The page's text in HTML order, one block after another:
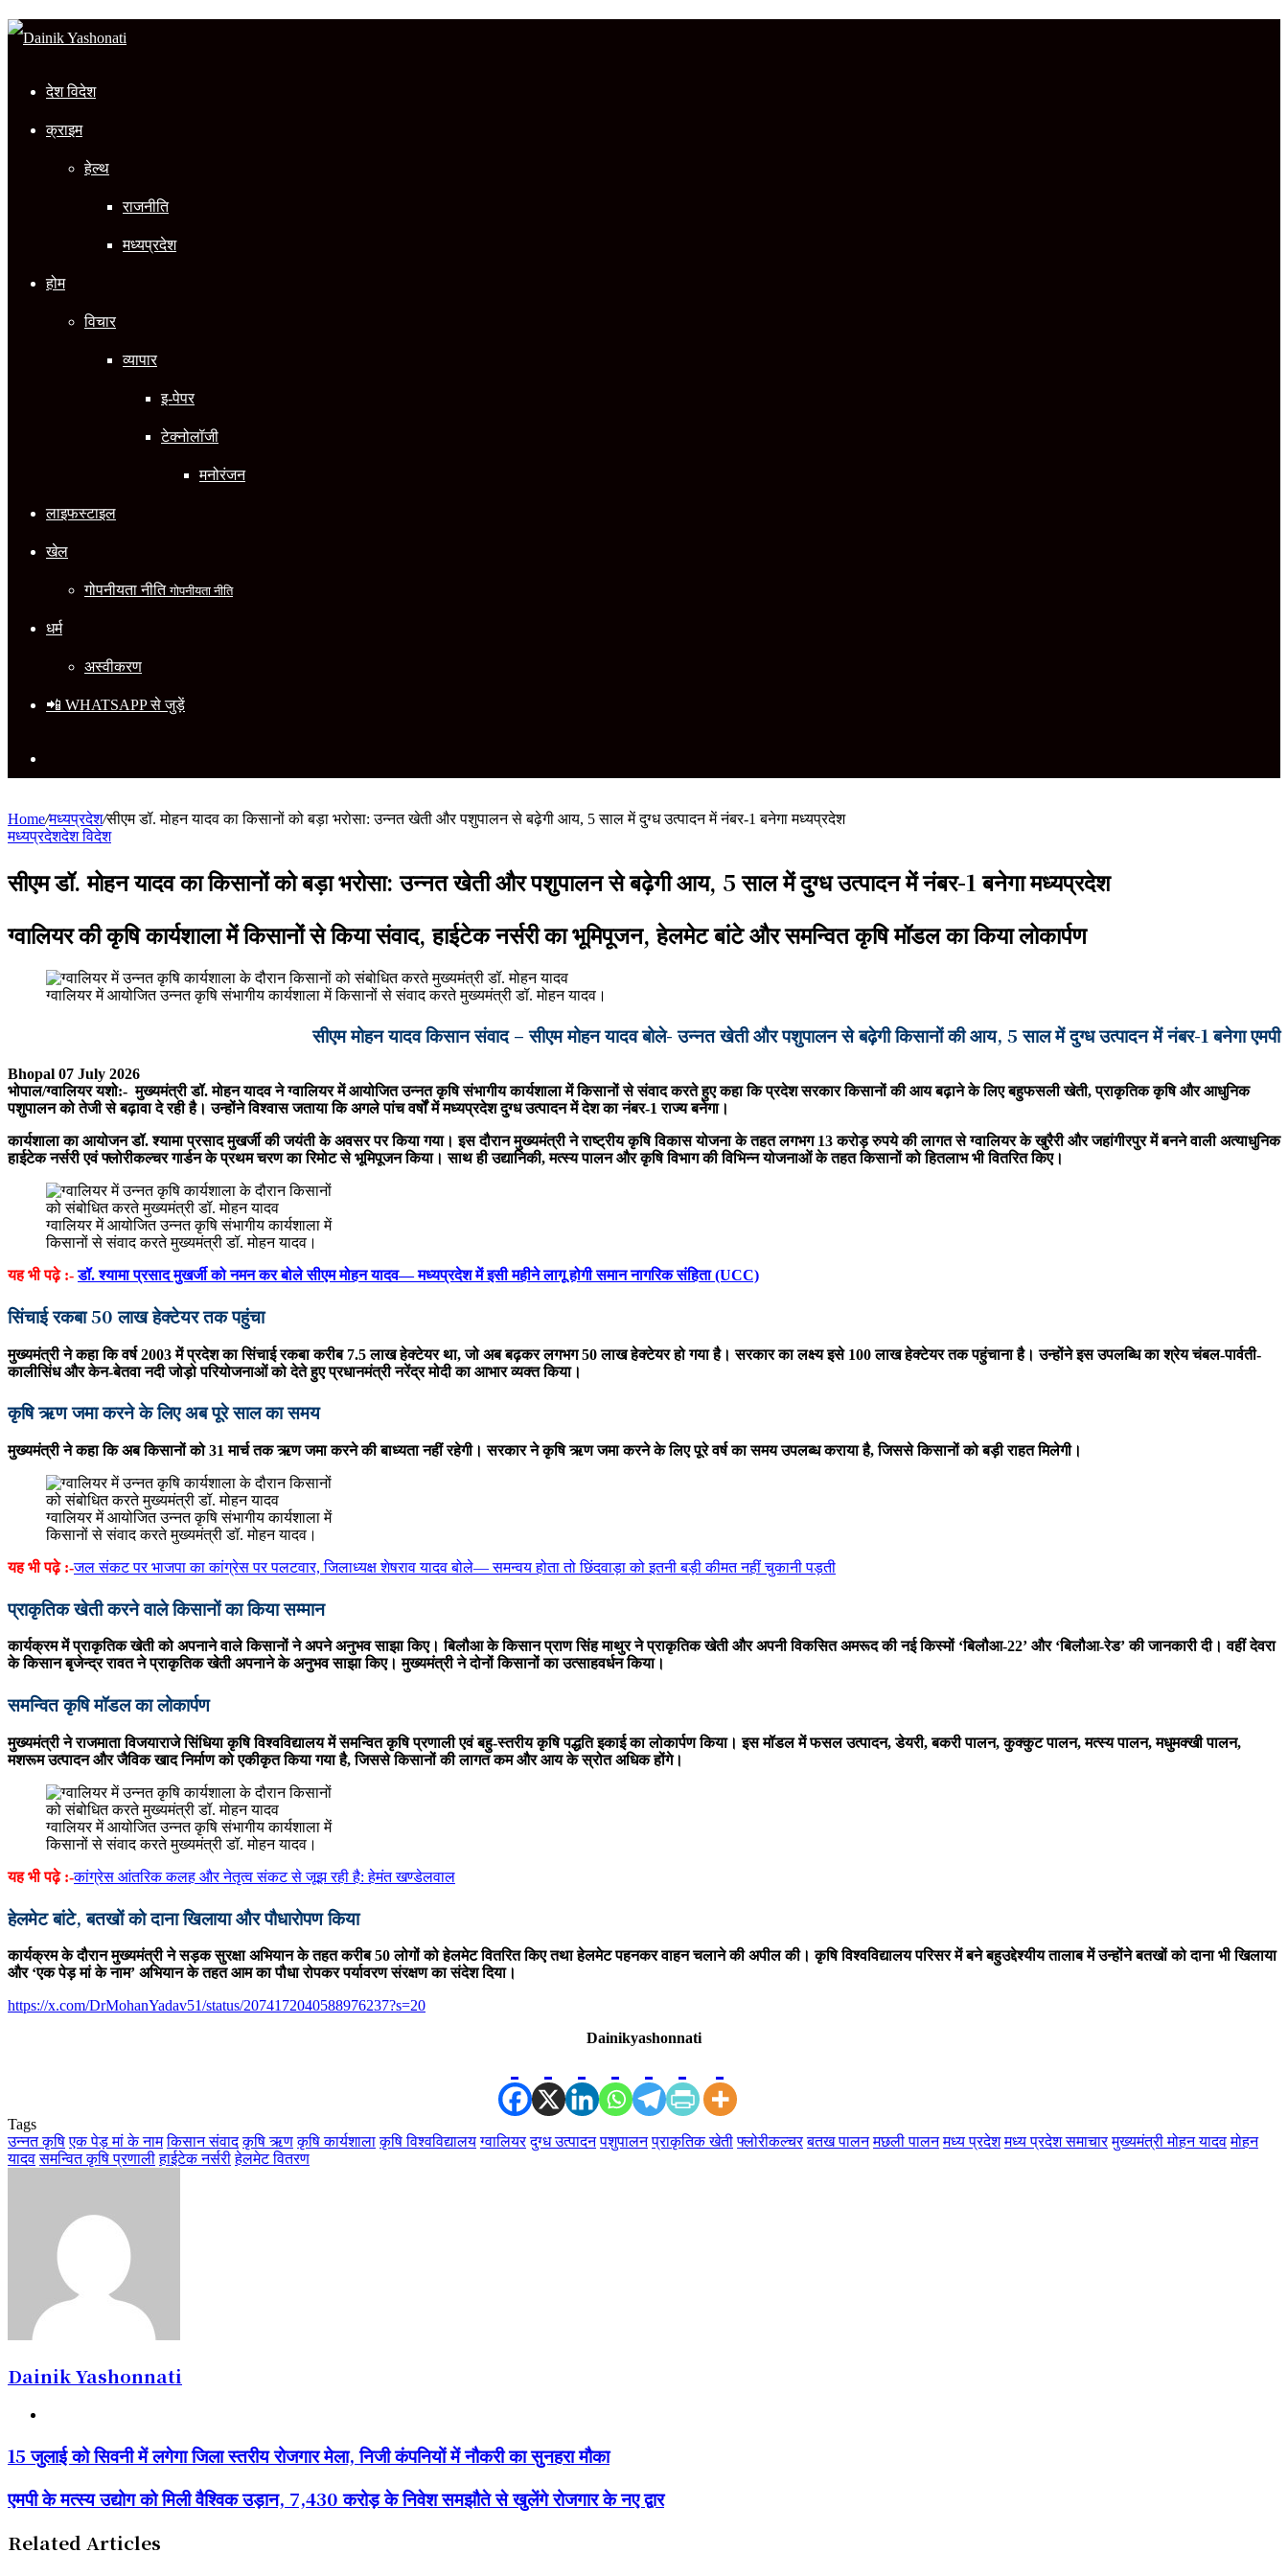
देश विदेश
क्राइम
हेल्थ
राजनीति
मध्यप्रदेश
होम
विचार
व्यापार
इ-पेपर
टेक्नोलॉजी
मनोरंजन
लाइफस्टाइल
खेल
गोपनीयता नीतिगोपनीयता नीति
धर्म
अस्वीकरण
📲 WHATSAPP से जुड़ें
Home/मध्यप्रदेश/सीएम डॉ. मोहन यादव का किसानों को बड़ा भरोसा: उन्नत खेती और पशुपालन से बढ़ेगी आय, 5 साल में दुग्ध उत्पादन में नंबर-1 बनेगा मध्यप्रदेश
मध्यप्रदेशदेश विदेश
सीएम डॉ. मोहन यादव का किसानों को बड़ा भरोसा: उन्नत खेती और पशुपालन से बढ़ेगी आय, 5 साल में दुग्ध उत्पादन में नंबर-1 बनेगा मध्यप्रदेश
ग्वालियर की कृषि कार्यशाला में किसानों से किया संवाद, हाईटेक नर्सरी का भूमिपूजन, हेलमेट बांटे और समन्वित कृषि मॉडल का किया लोकार्पण
ग्वालियर में आयोजित उन्नत कृषि संभागीय कार्यशाला में किसानों से संवाद करते मुख्यमंत्री डॉ. मोहन यादव।
सीएम मोहन यादव किसान संवाद – सीएम मोहन यादव बोले- उन्नत खेती और पशुपालन से बढ़ेगी किसानों की आय, 5 साल में दुग्ध उत्पादन में नंबर-1 बनेगा एमपी
Bhopal 07 July 2026
भोपाल/ग्वालियर यशो:- मुख्यमंत्री डॉ. मोहन यादव ने ग्वालियर में आयोजित उन्नत कृषि संभागीय कार्यशाला में किसानों से संवाद करते हुए कहा कि प्रदेश सरकार किसानों की आय बढ़ाने के लिए बहुफसली खेती, प्राकृतिक कृषि और आधुनिक
पशुपालन को तेजी से बढ़ावा दे रही है। उन्होंने विश्वास जताया कि अगले पांच वर्षों में मध्यप्रदेश दुग्ध उत्पादन में देश का नंबर-1 राज्य बनेगा।
कार्यशाला का आयोजन डॉ. श्यामा प्रसाद मुखर्जी की जयंती के अवसर पर किया गया। इस दौरान मुख्यमंत्री ने राष्ट्रीय कृषि विकास योजना के तहत लगभग 13 करोड़ रुपये की लागत से ग्वालियर के खुरैरी और जहांगीरपुर में बनने वाली अत्याधुनिक
हाईटेक नर्सरी एवं फ्लोरीकल्चर गार्डन के प्रथम चरण का रिमोट से भूमिपूजन किया। साथ ही उद्यानिकी, मत्स्य पालन और कृषि विभाग की विभिन्न योजनाओं के तहत किसानों को हितलाभ भी वितरित किए।
ग्वालियर में आयोजित उन्नत कृषि संभागीय कार्यशाला में
किसानों से संवाद करते मुख्यमंत्री डॉ. मोहन यादव।
यह भी पढ़े :- डॉ. श्यामा प्रसाद मुखर्जी को नमन कर बोले सीएम मोहन यादव— मध्यप्रदेश में इसी महीने लागू होगी समान नागरिक संहिता (UCC)
सिंचाई रकबा 50 लाख हेक्टेयर तक पहुंचा
मुख्यमंत्री ने कहा कि वर्ष 2003 में प्रदेश का सिंचाई रकबा करीब 7.5 लाख हेक्टेयर था, जो अब बढ़कर लगभग 50 लाख हेक्टेयर हो गया है। सरकार का लक्ष्य इसे 100 लाख हेक्टेयर तक पहुंचाना है। उन्होंने इस उपलब्धि का श्रेय चंबल-पार्वती-
कालीसिंध और केन-बेतवा नदी जोड़ो परियोजनाओं को देते हुए प्रधानमंत्री नरेंद्र मोदी का आभार व्यक्त किया।
कृषि ऋण जमा करने के लिए अब पूरे साल का समय
मुख्यमंत्री ने कहा कि अब किसानों को 31 मार्च तक ऋण जमा करने की बाध्यता नहीं रहेगी। सरकार ने कृषि ऋण जमा करने के लिए पूरे वर्ष का समय उपलब्ध कराया है, जिससे किसानों को बड़ी राहत मिलेगी।
ग्वालियर में आयोजित उन्नत कृषि संभागीय कार्यशाला में
किसानों से संवाद करते मुख्यमंत्री डॉ. मोहन यादव।
यह भी पढ़े :-जल संकट पर भाजपा का कांग्रेस पर पलटवार, जिलाध्यक्ष शेषराव यादव बोले— समन्वय होता तो छिंदवाड़ा को इतनी बड़ी कीमत नहीं चुकानी पड़ती
प्राकृतिक खेती करने वाले किसानों का किया सम्मान
कार्यक्रम में प्राकृतिक खेती को अपनाने वाले किसानों ने अपने अनुभव साझा किए। बिलौआ के किसान प्राण सिंह माथुर ने प्राकृतिक खेती और अपनी विकसित अमरूद की नई किस्मों ‘बिलौआ-22’ और ‘बिलौआ-रेड’ की जानकारी दी। वहीं देवरा
के किसान बृजेन्द्र रावत ने प्राकृतिक खेती अपनाने के अनुभव साझा किए। मुख्यमंत्री ने दोनों किसानों का उत्साहवर्धन किया।
समन्वित कृषि मॉडल का लोकार्पण
मुख्यमंत्री ने राजमाता विजयाराजे सिंधिया कृषि विश्वविद्यालय में समन्वित कृषि प्रणाली एवं बहु-स्तरीय कृषि पद्धति इकाई का लोकार्पण किया। इस मॉडल में फसल उत्पादन, डेयरी, बकरी पालन, कुक्कुट पालन, मत्स्य पालन, मधुमक्खी पालन,
मशरूम उत्पादन और जैविक खाद निर्माण को एकीकृत किया गया है, जिससे किसानों की लागत कम और आय के स्रोत अधिक होंगे।
ग्वालियर में आयोजित उन्नत कृषि संभागीय कार्यशाला में
किसानों से संवाद करते मुख्यमंत्री डॉ. मोहन यादव।
यह भी पढ़े :-कांग्रेस आंतरिक कलह और नेतृत्व संकट से जूझ रही है: हेमंत खण्डेलवाल
हेलमेट बांटे, बतखों को दाना खिलाया और पौधारोपण किया
कार्यक्रम के दौरान मुख्यमंत्री ने सड़क सुरक्षा अभियान के तहत करीब 50 लोगों को हेलमेट वितरित किए तथा हेलमेट पहनकर वाहन चलाने की अपील की। कृषि विश्वविद्यालय परिसर में बने बहुउद्देश्यीय तालाब में उन्होंने बतखों को दाना भी खिलाया
और ‘एक पेड़ मां के नाम’ अभियान के तहत आम का पौधा रोपकर पर्यावरण संरक्षण का संदेश दिया।
https://x.com/DrMohanYadav51/status/2074172040588976237?s=20
Dainikyashonnati
Tags
उन्नत कृषि एक पेड़ मां के नाम किसान संवाद कृषि ऋण कृषि कार्यशाला कृषि विश्वविद्यालय ग्वालियर दुग्ध उत्पादन पशुपालन प्राकृतिक खेती फ्लोरीकल्चर बतख पालन मछली पालन मध्य प्रदेश मध्य प्रदेश समाचार मुख्यमंत्री मोहन यादव मोहन
यादव समन्वित कृषि प्रणाली हाईटेक नर्सरी हेलमेट वितरण
Dainik Yashonnati
15
जुलाई
सिवनी
लगेगा
जिला
15 जुलाई को सिवनी में लगेगा जिला स्तरीय रोजगार मेला, निजी कंपनियों में नौकरी का सुनहरा मौका
एमपी
के
उद्योग
एमपी के मत्स्य उद्योग को मिली वैश्विक उड़ान, 7,430 करोड़ के निवेश समझौते से खुलेंगे रोजगार के नए द्वार
Related Articles